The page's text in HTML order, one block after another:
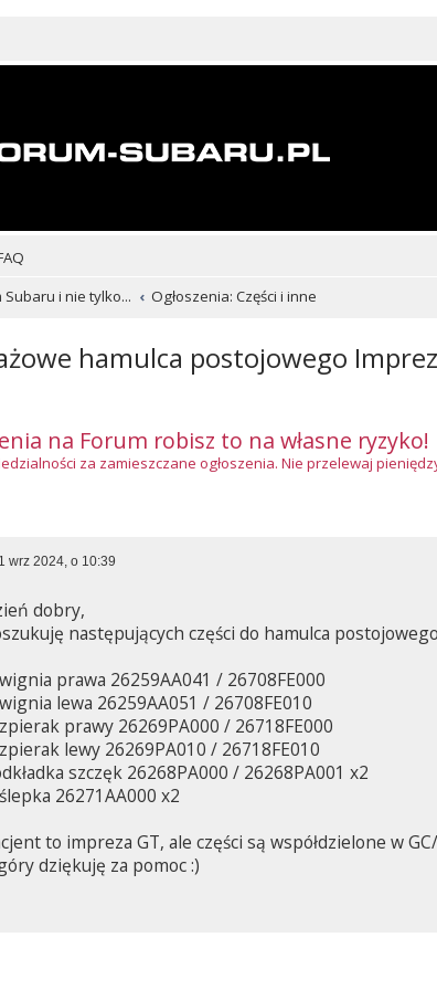
i nie tylko... Ogłoszenia: Części i inne
hamulca postojowego
na Forum robisz to na własne ryzyko!
za zamieszczane ogłoszenia. Nie przelewaj
P1 wrz 2024, o 10:39
dobry,
następujących części do hamulca
prawa 26259AA041 / 26708FE000
lewa 26259AA051 / 26708FE010
prawy 26269PA000 / 26718FE000
lewy 26269PA010 / 26718FE010
szczęk 26268PA000 / 26268PA001 x2
26271AA000 x2
to impreza GT, ale części są współdzielone w
dziękuję za pomoc :)